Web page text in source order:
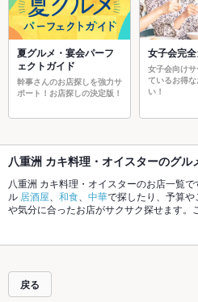
夏グルメ・宴会パーフ
ェクトガイド
幹事さんのお店探しを強力サ
ポート！お店探しの決定版！
女子会完
女子会向け
ているお得
い！
八重洲 カキ料理・オイスターのグル
八重洲 カキ料理・オイスターのお店一覧
ル 居酒屋 和食 中華で探したり、予算
や気分に合ったお店がサクサク探せます
ホットペッパーグルメなら、お得なクー
らあげ、お茶漬け、馬刺しや季節のおすす
中です。友達どうしの飲み会にも、会社
お得に便利にホットペッパーグルメをご利
戻る